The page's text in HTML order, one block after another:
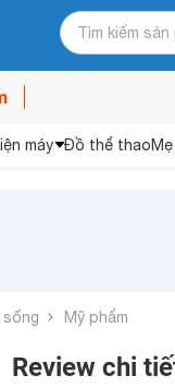
máy Đồ thể thao
sống Mỹ phẩm
Review chi